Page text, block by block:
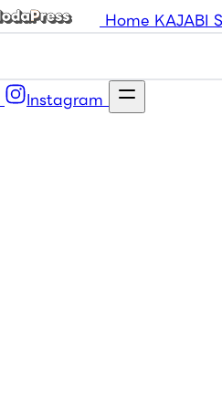
Home KAJABI
Instagram